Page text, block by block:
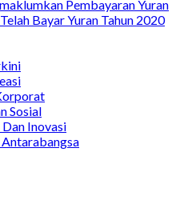
Pembayaran Yuran
Bayar Yuran Tahun 2020
Sosial
Inovasi